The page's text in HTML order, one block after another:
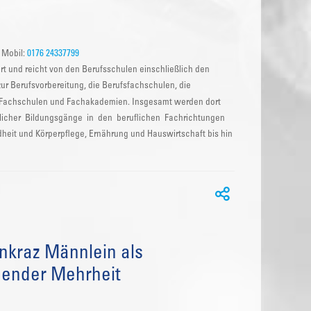
0176 24337799
und reicht von den Berufsschulen einschließlich den
Berufsvorbereitung, die Berufsfachschulen, die
und Fachakademien. Insgesamt werden dort
Bildungsgänge in den beruflichen Fachrichtungen
und Körperpflege, Ernährung und Hauswirtschaft bis hin
Männlein als
Mehrheit